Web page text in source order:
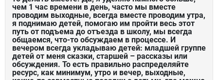
чем 1 час времени в день, часто мы вместе
проводим выходные, всегда вместе проводим утра,
я поднимаю детей, помогаю им пройти весь этот
путь от подъема до отъезда в школу, мы всегда
общаемся, что-то обсуждаем в процессе. И
вечером всегда укладываю детей: младшей группе
детей от меня сказки, старшей – рассказы или
обсуждения. То есть правильно распределяйте
ресурс, как минимум, утро и вечер, выходные,